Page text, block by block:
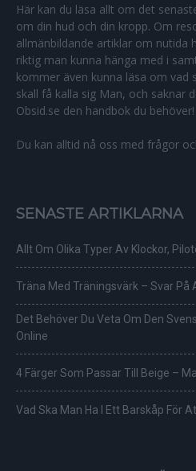
Här kan du läsa allt om det
om din hud och din kropp. Om
allmänbildande artiklar om nutida
riktig man kunna hänga med i
kommer även kunna läsa om vad
skall få kalla sig Man, och saknar
Obsid.se den handbok du
Du kan alltid nå oss med frågor
SENASTE ARTIKLARNA
Allt Om Olika Typer Av Klockor,
Träna Med Träningsvärk – Svar På
Det Behöver Du Veta Om Den
Online
4 Färger Som Passar Till Beige –
Vad Ska Man Ha I Ett Barskåp För